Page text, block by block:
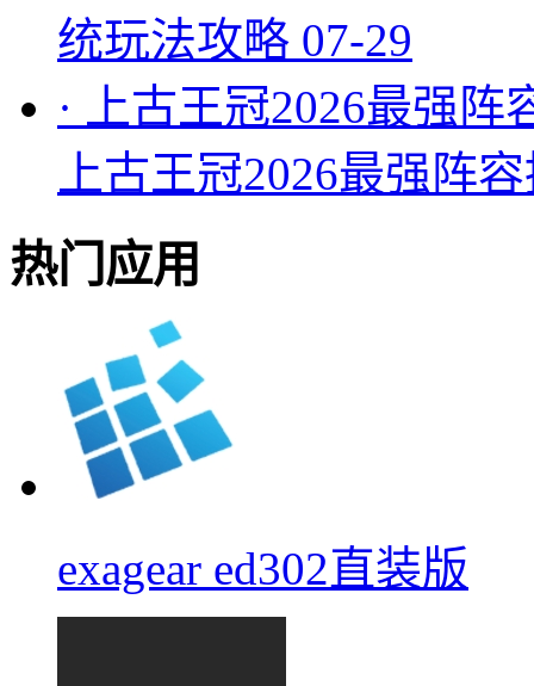
统玩法攻略 07-29
·
上古王冠2026最强
上古王冠2026最强阵
热门应用
exagear ed302直装版